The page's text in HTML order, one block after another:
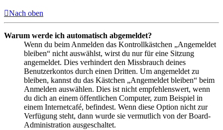
Nach oben
Warum werde ich automatisch abgemeldet?
Wenn du beim Anmelden das Kontrollkästchen „Angemeldet
bleiben“ nicht auswählst, wirst du nur für eine Sitzung
angemeldet. Dies verhindert den Missbrauch deines
Benutzerkontos durch einen Dritten. Um angemeldet zu
bleiben, kannst du das Kästchen „Angemeldet bleiben“ beim
Anmelden auswählen. Dies ist nicht empfehlenswert, wenn
du dich an einem öffentlichen Computer, zum Beispiel in
einem Internetcafé, befindest. Wenn diese Option nicht zur
Verfügung steht, dann wurde sie vermutlich von der Board-
Administration ausgeschaltet.